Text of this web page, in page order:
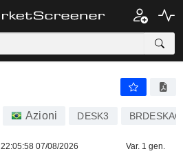
Azioni DESK3
22:05:58 07/08/2026 Var. 1 gen.